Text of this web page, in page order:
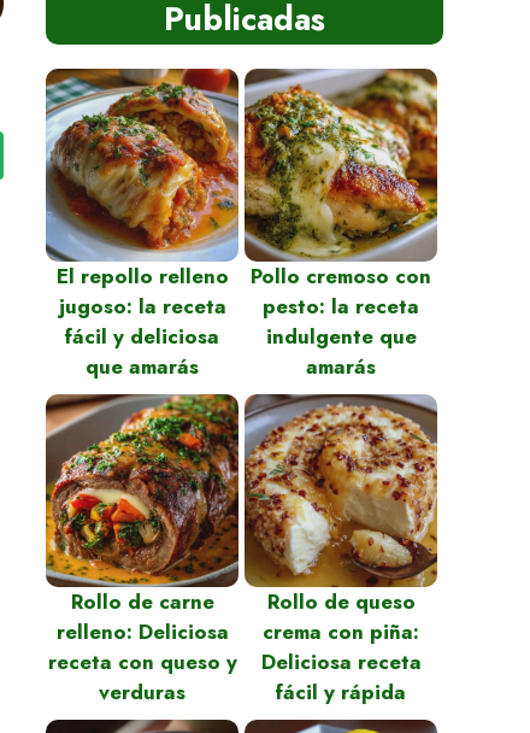
Publicadas
El repollo relleno
jugoso: la receta
fácil y deliciosa
que amarás
Pollo cremoso con
pesto: la receta
indulgente que
amarás
Rollo de carne
relleno: Deliciosa
receta con queso y
verduras
Rollo de queso
crema con piña:
Deliciosa receta
fácil y rápida